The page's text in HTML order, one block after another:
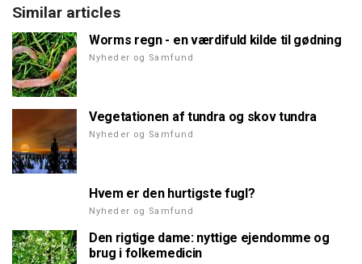
Similar articles
Worms regn - en værdifuld kilde til gødning
Nyheder og Samfund
Vegetationen af tundra og skov tundra
Nyheder og Samfund
Hvem er den hurtigste fugl?
Nyheder og Samfund
Den rigtige dame: nyttige ejendomme og
brug i folkemedicin